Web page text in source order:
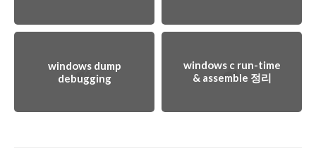
windows dump
debugging
windows c run-time
& assemble 정리